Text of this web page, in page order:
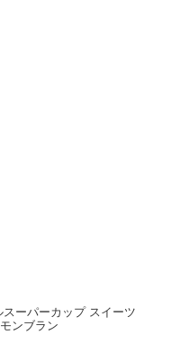
ーパーカップ スイーツ
ンブラン